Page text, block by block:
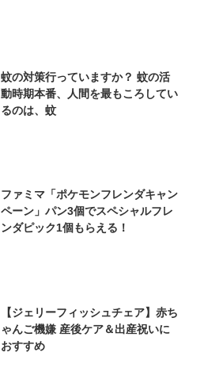
蚊の対策行っていますか？ 蚊の活
動時期本番、人間を最もころしてい
るのは、蚊
ファミマ「ポケモンフレンダキャン
ペーン」パン3個でスペシャルフレ
ンダピック1個もらえる！
【ジェリーフィッシュチェア】赤ち
ゃんご機嫌 産後ケア＆出産祝いに
おすすめ